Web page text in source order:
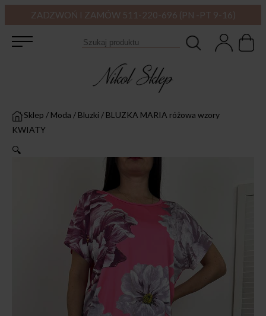
ZADZWOŃ I ZAMÓW 511-220-696 (PN -PT 9-16)
Sklep / Moda / Bluzki / BLUZKA MARIA różowa wzory
KWIATY
🔍